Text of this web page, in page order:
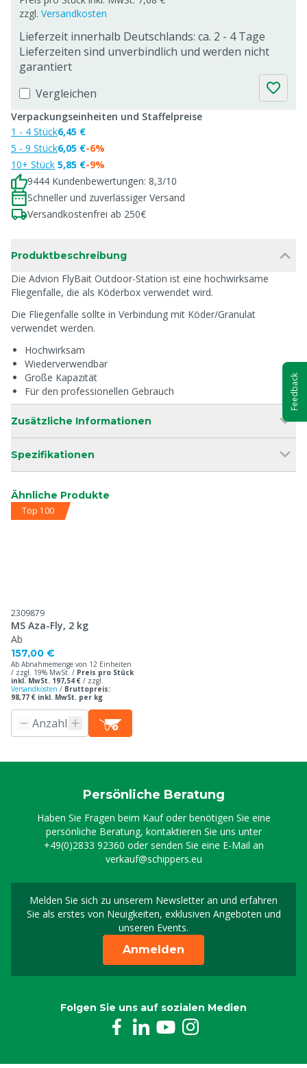
zzgl. Versandkosten
Lieferzeit innerhalb Deutschlands: ca. 2 - 4 Tage
Lieferzeiten sind unverbindlich und werden nicht
garantiert
Vergleichen
Verpackungseinheiten und Staffelpreise
1 - 4 Stück
5 - 9 Stück
10+ Stück
6,45 €
6,05 €
5,85 €
-6%
-9%
9444 Kundenbewertungen: 8,3/10
Schneller und zuverlässiger Versand
Versandkostenfrei ab 250€
Produktbeschreibung
Die Advion FlyBait Outdoor-Station ist eine hochwirksame
Fliegenfalle, die als Köderbox verwendet wird.
Die Fliegenfalle sollte in Verbindung mit Köder/Granulat
verwendet werden.
Hochwirksam
Wiederverwendbar
Große Kapazität
Für den professionellen Gebrauch
Zusätzliche Informationen
Spezifikationen
Ähnliche Produkte
Top 100
2309879
MS Aza-Fly, 2 kg
Ab
157,00 €
Ab Abnahmemenge von 12 Einheiten
/ zzgl. 19% MwSt. / Preis pro Stück
inkl. MwSt. 197,54 € / zzgl.
Versandkosten / Bruttopreis:
98,77 € inkl. MwSt. per kg
Persönliche Beratung
Haben Sie Fragen beim Kauf oder benötigen Sie eine
persönliche Beratung, kontaktieren Sie uns unter
+49(0)2833 92360 oder senden Sie eine E-Mail an
verkauf@schippers.eu
Melden Sie sich zu unserem Newsletter an und erfahren
Sie als erstes von Neuigkeiten, exklusiven Angeboten und
unseren Events.
Melden Sie sich für
Anmelden
Folgen Sie uns auf sozialen Medien
Feedback